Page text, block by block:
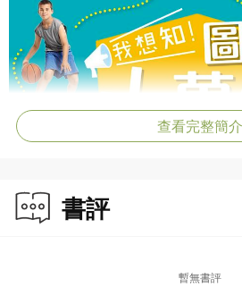
查看完整簡介
書評
暫無書評